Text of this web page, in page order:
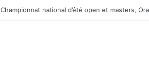
Championnat national d’été open et masters,